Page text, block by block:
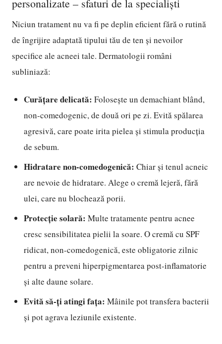
personalizate – sfaturi de la specialiști
Niciun tratament nu va fi pe deplin eficient fără o rutină
de îngrijire adaptată tipului tău de ten și nevoilor
specifice ale acneei tale. Dermatologii români
subliniază:
Curățare delicată: Folosește un demachiant blând,
non-comedogenic, de două ori pe zi. Evită spălarea
agresivă, care poate irita pielea și stimula producția
de sebum.
Hidratare non-comedogenică: Chiar și tenul acneic
are nevoie de hidratare. Alege o cremă lejeră, fără
ulei, care nu blochează porii.
Protecție solară: Multe tratamente pentru acnee
cresc sensibilitatea pielii la soare. O cremă cu SPF
ridicat, non-comedogenică, este obligatorie zilnic
pentru a preveni hiperpigmentarea post-inflamatorie
și alte daune solare.
Evită să-ți atingi fața: Mâinile pot transfera bacterii
și pot agrava leziunile existente.